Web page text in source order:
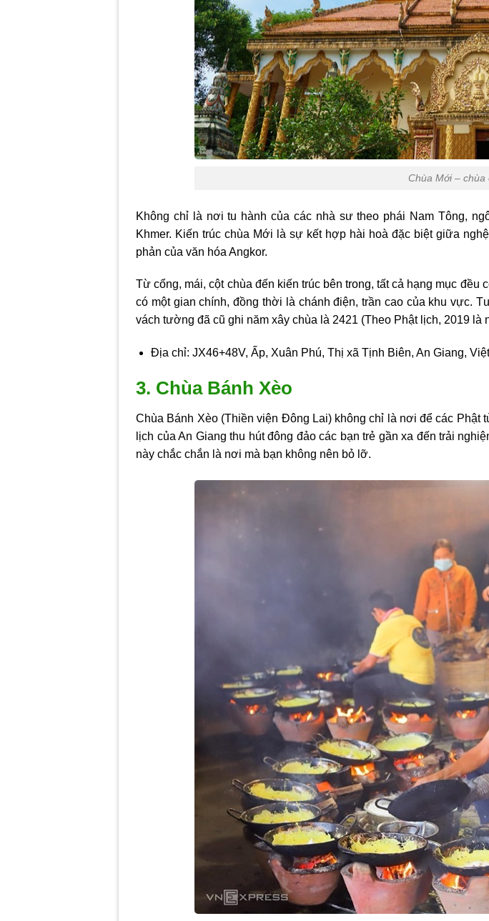
Chùa Mới – chùa
Không chỉ là nơi tu hành của các nhà sư theo phái Nam Tông,
Khmer. Kiến trúc chùa Mới là sự kết hợp hài hoà đặc biệt giữa
phản của văn hóa Angkor.
Từ cổng, mái, cột chùa đến kiến trúc bên trong, tất cả hạng mục
có một gian chính, đồng thời là chánh điện, trần cao của khu vực.
vách tường đã cũ ghi năm xây chùa là 2421 (Theo Phật lịch, 2019 là
Địa chỉ: JX46+48V, Ấp, Xuân Phú, Thị xã Tịnh Biên, An Giang,
3. Chùa Bánh Xèo
Chùa Bánh Xèo (Thiền viện Đông Lai) không chỉ là nơi để các
lịch của An Giang thu hút đông đảo các bạn trẻ gần xa đến trải
này chắc chắn là nơi mà bạn không nên bỏ lỡ.